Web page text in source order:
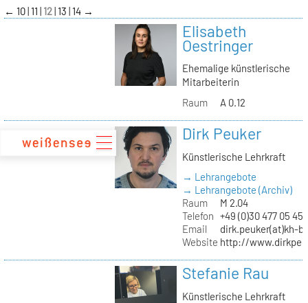
zum
Inhalt
← 10 11 12 13 14 →
Elisabeth
Oestringer
Ehemalige künstlerische
Mitarbeiterin
Raum
A 0.12
Dirk Peuker
Künstlerische Lehrkraft
→ Lehrangebote
→ Lehrangebote (Archiv)
Raum
M 2.04
Telefon +49 (0)30 477 05
Email
dirk.peuker(at)kh-
Website http://
Stefanie Rau
Künstlerische Lehrkraft